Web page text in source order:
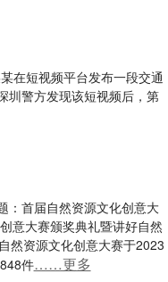
在短视频平台发布一段交通
圳警方发现该短视频后，第
：首届自然资源文化创意大
意大赛颁奖典礼暨讲好自然
然资源文化创意大赛于2023
件……更多